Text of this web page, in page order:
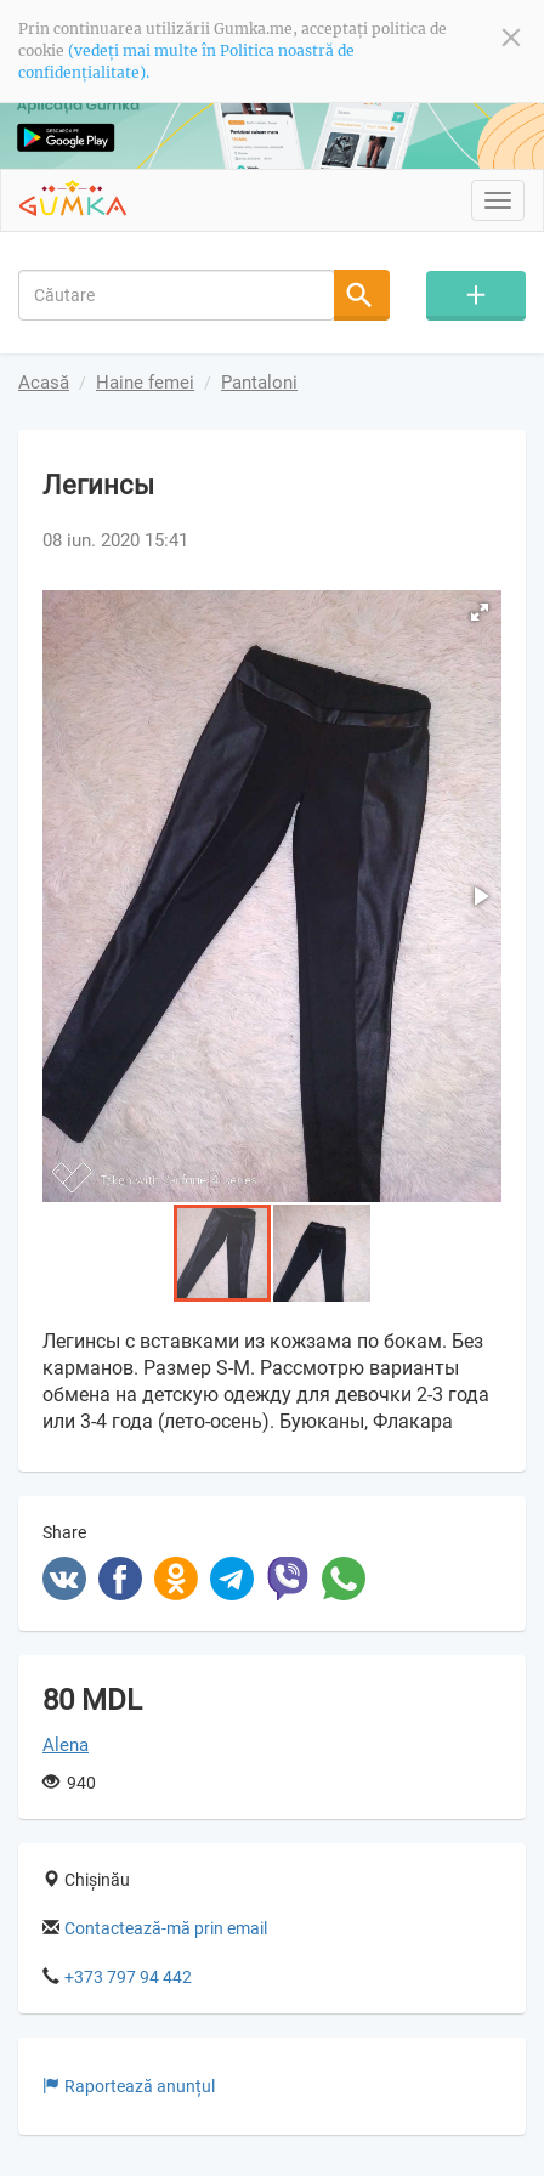
Prin continuarea utilizării Gumka.me, acceptați politica de
cookie (vedeți mai multe în Politica noastră de
confidențialitate).
Acasă Haine femei Pantaloni
Легинсы
08 iun. 2020 15:41
Легинсы с вставками из кожзама по бокам. Без
карманов. Размер S-M. Рассмотрю варианты
обмена на детскую одежду для девочки 2-3 года
или 3-4 года (лето-осень). Буюканы, Флакара
Share
80 MDL
Alena
940
Chișinău
Contactează-mă prin email
+373 797 94 442
Raportează anunțul